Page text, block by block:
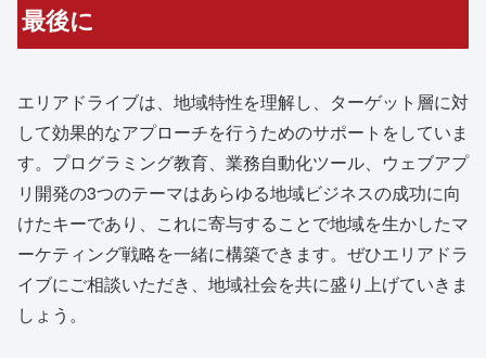
最後に
エリアドライブは、地域特性を理解し、ターゲット層に対
して効果的なアプローチを行うためのサポートをしていま
す。プログラミング教育、業務自動化ツール、ウェブアプ
リ開発の3つのテーマはあらゆる地域ビジネスの成功に向
けたキーであり、これに寄与することで地域を生かしたマ
ーケティング戦略を一緒に構築できます。ぜひエリアドラ
イブにご相談いただき、地域社会を共に盛り上げていきま
しょう。